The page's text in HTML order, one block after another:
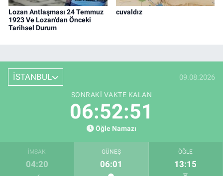
Lozan Antlaşması 24 Temmuz
1923 Ve Lozan'dan Önceki
Tarihsel Durum
cuvaldız
İSTANBUL 09.08.2026
SONRAKI VAKTE KALAN
06:52:51
Öğle Namazı
İMSAK
04:20
GÜNEŞ
06:01
ÖĞLE
13:15